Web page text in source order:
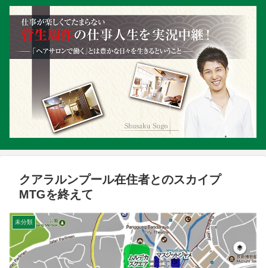
クアラルンプール在住者とのスカイプ
MTGを終えて
未分類